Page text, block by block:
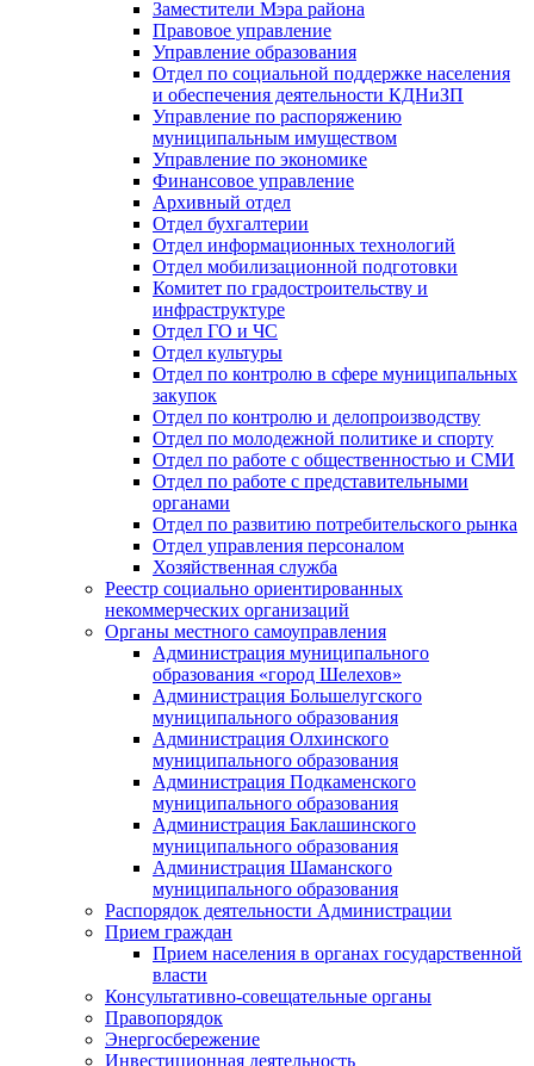
Заместители Мэра района
Правовое управление
Управление образования
Отдел по социальной поддержке населения
и обеспечения деятельности КДНиЗП
Управление по распоряжению
муниципальным имуществом
Управление по экономике
Финансовое управление
Архивный отдел
Отдел бухгалтерии
Отдел информационных технологий
Отдел мобилизационной подготовки
Комитет по градостроительству и
инфраструктуре
Отдел ГО и ЧС
Отдел культуры
Отдел по контролю в сфере муниципальных
закупок
Отдел по контролю и делопроизводству
Отдел по молодежной политике и спорту
Отдел по работе с общественностью и СМИ
Отдел по работе с представительными
органами
Отдел по развитию потребительского рынка
Отдел управления персоналом
Хозяйственная служба
Реестр социально ориентированных
некоммерческих организаций
Органы местного самоуправления
Администрация муниципального
образования «город Шелехов»
Администрация Большелугского
муниципального образования
Администрация Олхинского
муниципального образования
Администрация Подкаменского
муниципального образования
Администрация Баклашинского
муниципального образования
Администрация Шаманского
муниципального образования
Распорядок деятельности Администрации
Прием граждан
Прием населения в органах государственной
власти
Консультативно-совещательные органы
Правопорядок
Энергосбережение
Инвестиционная деятельность